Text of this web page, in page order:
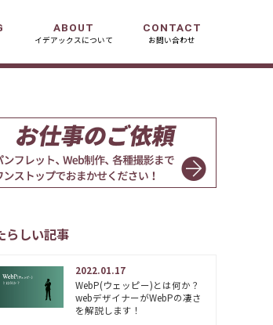
ABOUT
イデアックスについて
CONTACT
お問い合わせ
らしい記事
2022.01.17
WebP(ウェッピー)とは何か？
webデザイナーがWebPの凄さ
を解説します！